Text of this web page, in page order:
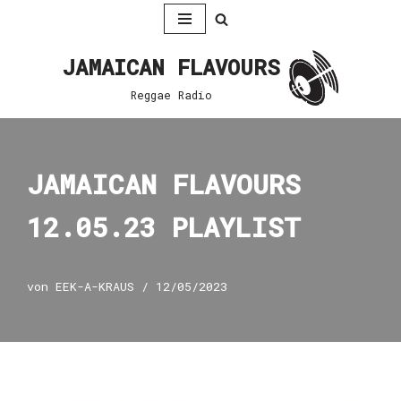
JAMAICAN FLAVOURS
Reggae Radio
JAMAICAN FLAVOURS
12.05.23 PLAYLIST
von EEK-A-KRAUS 12/05/2023